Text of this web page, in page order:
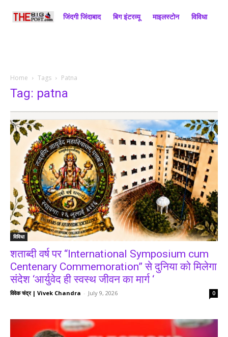
जिंदगी जिंदाबाद बिग इंटरव्यू माइलस्टोन विविधा
Home Tags Patna
Tag: patna
विविधा
शताब्दी वर्ष पर “International Symposium cum
Centenary Commemoration” से दुनिया को मिलेगा
संदेश ‘आर्युवेद ही स्वस्थ जीवन का मार्ग ‘
विवेक चंद्र | Vivek Chandra - July 9, 2026 0